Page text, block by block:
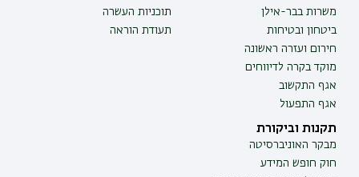
משרות בבר-אילן
ביטחון ובטיחות
חירום ועזרה ראשונה
מוקד בקרה לדיווחים
אגף התקשוב
אגף התפעול
תוכניות העשרה
תעודת הוראה
תקנות וביקורת
מבקר האוניברסיטה
חוק חופש המידע